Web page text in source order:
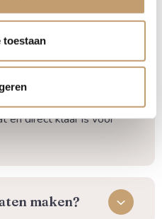
toestaan
volledig gemonteerd
onderdelen. Zo weet je
en direct klaar is voor
maken?